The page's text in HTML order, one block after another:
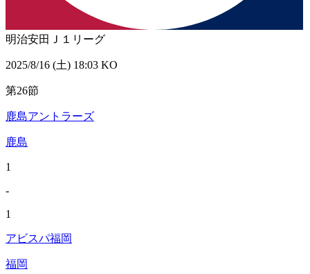
明治安田Ｊ１リーグ
2025/8/16 (土) 18:03 KO
第26節
鹿島アントラーズ
鹿島
1
-
1
アビスパ福岡
福岡